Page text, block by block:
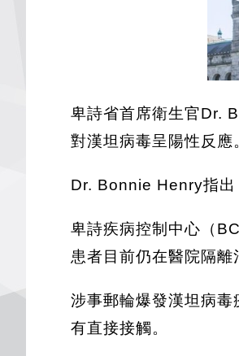
卑詩省首席衛生官Dr.
對漢坦病毒呈陽性反應
Dr. Bonnie Henry指出
卑詩疾病控制中心（
患者目前仍在醫院隔離
涉事郵輪爆發漢坦病
有直接接觸。